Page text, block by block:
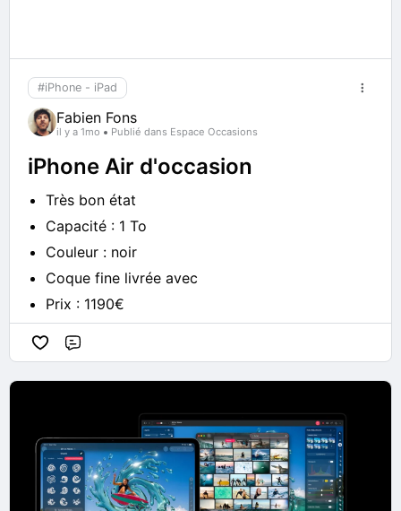
#iPhone - iPad
Fabien Fons
il y a 1mo Publié dans Espace Occasions
iPhone Air d'occasion
Très bon état
Capacité : 1 To
Couleur : noir
Coque fine livrée avec
Prix : 1190€